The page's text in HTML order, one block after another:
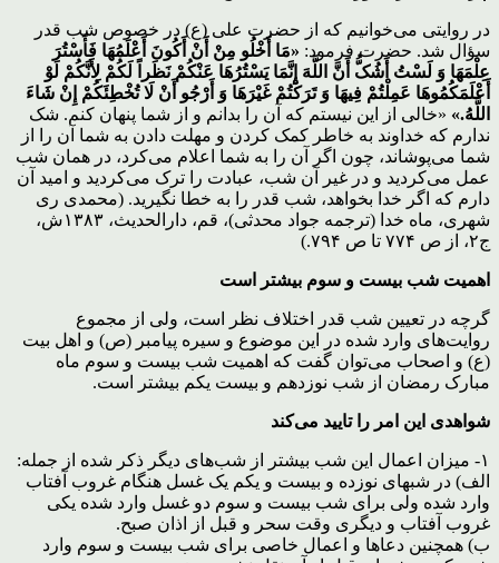
در روایتی می‌خوانیم که از حضرت علی (ع) در خصوص شب قدر
سؤال شد. حضرت فرمود: «مَا أَخْلُو مِنْ أَنْ أَکُونَ أَعْلَمُهَا فَأَسْتُرَ
عِلْمَهَا وَ لَسْتُ أَشُکُّ أَنَّ اللَّهَ إِنَّمَا یَسْتُرُهَا عَنْکُمْ نَظَراً لَکُمْ لِأَنَّکُمْ لَوْ
أَعْلَمَکُمُوهَا عَمِلْتُمْ فِیهَا وَ تَرَکْتُمْ غَیْرَهَا وَ أَرْجُو أَنْ لَا تُخْطِئَکُمْ إِنْ شَاءَ
اللَّهُ.» «خالی از این نیستم که آن را بدانم و از شما پنهان کنم. شک
ندارم که خداوند به خاطر کمک کردن و مهلت دادن به شما آن را از
شما می‌پوشاند، چون اگر آن را به شما اعلام می‌کرد، در‌‌ همان شب
عمل می‌کردید و در غیر آن شب، عبادت را ترک می‌کردید و امید آن
دارم که اگر خدا بخواهد، شب قدر را به خطا نگیرید. (محمدی ری
شهری، ماه خدا (ترجمه جواد محدثی)، قم، دارالحدیث، ۱۳۸۳ش،
ج۲، از ص ۷۷۴ تا ص ۷۹۴.)
اهمیت شب بیست و سوم بیشتر است
گرچه در تعیین شب قدر اختلاف نظر است، ولی از مجموع
روایت‌های وارد شده در این موضوع و سیره پیامبر (ص) و اهل بیت
(ع) و اصحاب می‌توان گفت که اهمیت شب بیست و سوم ماه
مبارک رمضان از شب نوزدهم و بیست یکم بیشتر است.
شواهدی این امر را تایید می‌کند
۱- میزان اعمال این شب بیشتر از شب‌های دیگر ذکر شده از جمله:
الف) در شبهای نوزده و بیست و یکم یک غسل هنگام غروب آفتاب
وارد شده ولی برای شب بیست و سوم دو غسل وارد شده یکی
غروب آفتاب و دیگری وقت سحر و قبل از اذان صبح.
ب) همچنین دعا‌ها و اعمال خاصی برای شب بیست و سوم وارد